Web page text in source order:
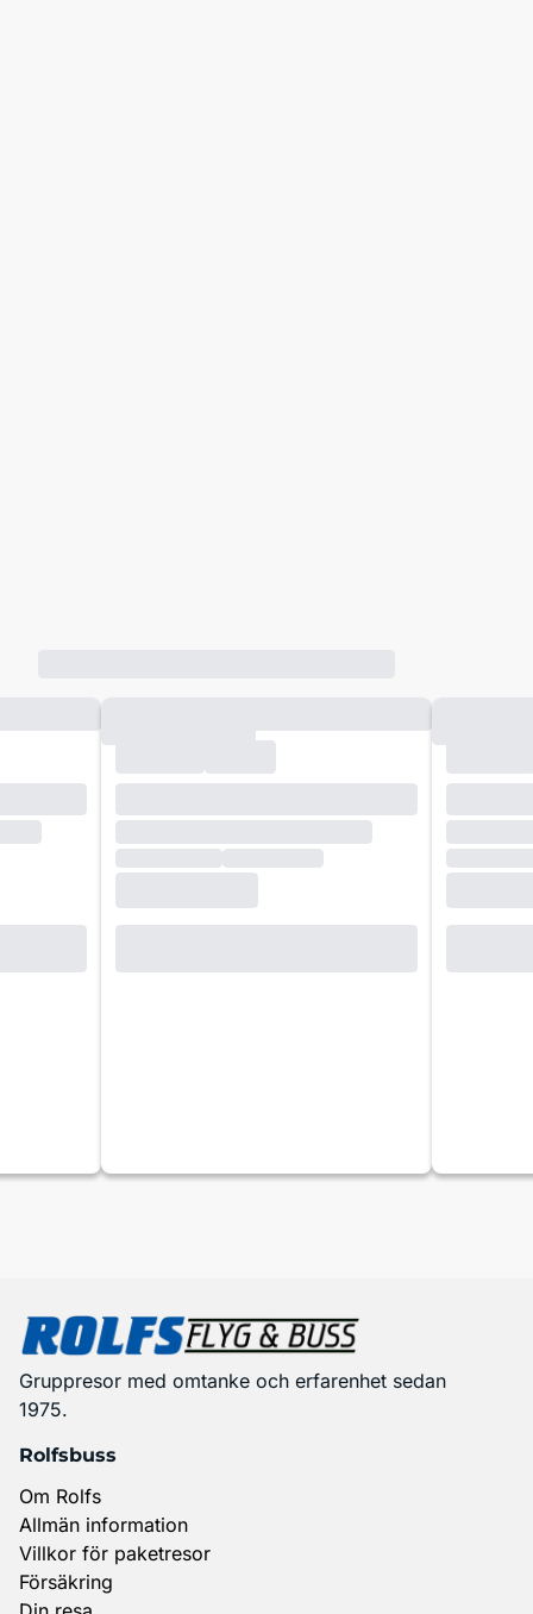
Gruppresor med omtanke och erfarenhet sedan
1975.
Rolfsbuss
Om Rolfs
Allmän information
Villkor för paketresor
Försäkring